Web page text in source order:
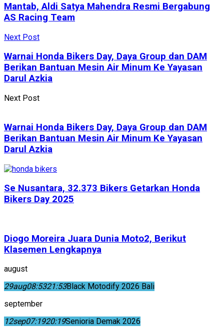
Mantab, Aldi Satya Mahendra Resmi Bergabung
AS Racing Team
Next Post
Warnai Honda Bikers Day, Daya Group dan DAM
Berikan Bantuan Mesin Air Minum Ke Yayasan
Darul Azkia
Next Post
Warnai Honda Bikers Day, Daya Group dan DAM
Berikan Bantuan Mesin Air Minum Ke Yayasan
Darul Azkia
Se Nusantara, 32.373 Bikers Getarkan Honda
Bikers Day 2025
Diogo Moreira Juara Dunia Moto2, Berikut
Klasemen Lengkapnya
august
29aug08:5321:53Black Motodify 2026 Bali
september
12sep07:1920:19Senioria Demak 2026